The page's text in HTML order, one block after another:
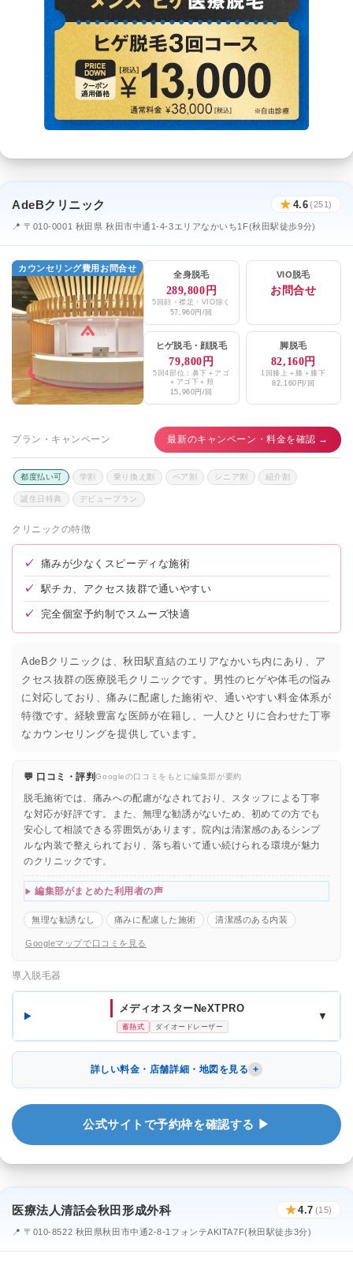
AdeBクリニック ★ 4.6(251)
📍 〒010-0001 秋田県 秋田市中通1-4-3エリアなかいち1F(秋田駅徒歩9分)
カウンセリング費用お問合せ
全身脱毛
289,800円
5回顔・襟足・VIO除く
57,960円/回
VIO脱毛
お問合せ
ヒゲ脱毛・ 顔脱毛
79,800円
5回4部位：鼻下＋アゴ
＋アゴ下＋頬
15,960円/回
脚脱毛
82,160円
1回膝上＋膝＋膝下
82,160円/回
プラン・キャンペーン 最新のキャンペーン・料金を確認 →
都度払い可 学割 乗り換え割 ペア割 シニア割 紹介割
誕生日特典 デビュープラン
クリニックの特徴
✓ 痛みが少なくスピーディな施術
✓ 駅チカ、アクセス抜群で通いやすい
✓ 完全個室予約制でスムーズ快適
AdeBクリニックは、秋田駅直結のエリアなかいち内にあり、ア
クセス抜群の医療脱毛クリニックです。男性のヒゲや体毛の悩み
に対応しており、痛みに配慮した施術や、通いやすい料金体系が
特徴です。経験豊富な医師が在籍し、一人ひとりに合わせた丁寧
なカウンセリングを提供しています。
💬 口コミ・評判Googleの口コミをもとに編集部が要約
脱毛施術では、痛みへの配慮がなされており、スタッフによる丁寧
な対応が好評です。また、無理な勧誘がないため、初めての方でも
安心して相談できる雰囲気があります。院内は清潔感のあるシンプ
ルな内装で整えられており、落ち着いて通い続けられる環境が魅力
のクリニックです。
編集部がまとめた利用者の声
無理な勧誘なし 痛みに配慮した施術 清潔感のある内装
Googleマップで口コミを見る
導入脱毛器
メディオスターNeXTPRO
蓄熱式 ダイオードレーザー
▼
詳しい料金・店舗詳細・地図を見る
公式サイトで予約枠を確認する ▶
医療法人清話会秋田形成外科 ★4.7 (15)
📍 〒010-8522 秋田県秋田市中通2-8-1フォンテAKITA7F(秋田駅徒歩3分)